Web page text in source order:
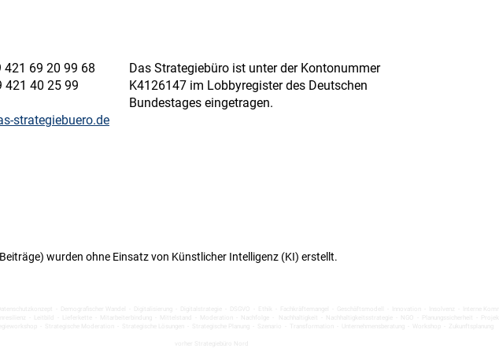
421 69 20 99 68
421 40 25 99
strategiebuero.de
Das Strategiebüro ist unter der Kontonummer
K4126147 im Lobbyregister des Deutschen
Bundestages eingetragen.
wurden ohne Einsatz von Künstlicher Intelligenz (KI) erstellt.